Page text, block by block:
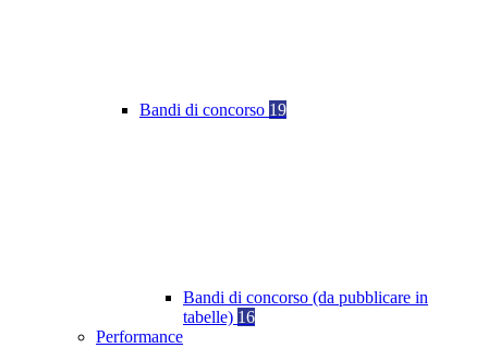
Bandi di concorso 19
Bandi di concorso (da pubblicare in
tabelle) 16
Performance